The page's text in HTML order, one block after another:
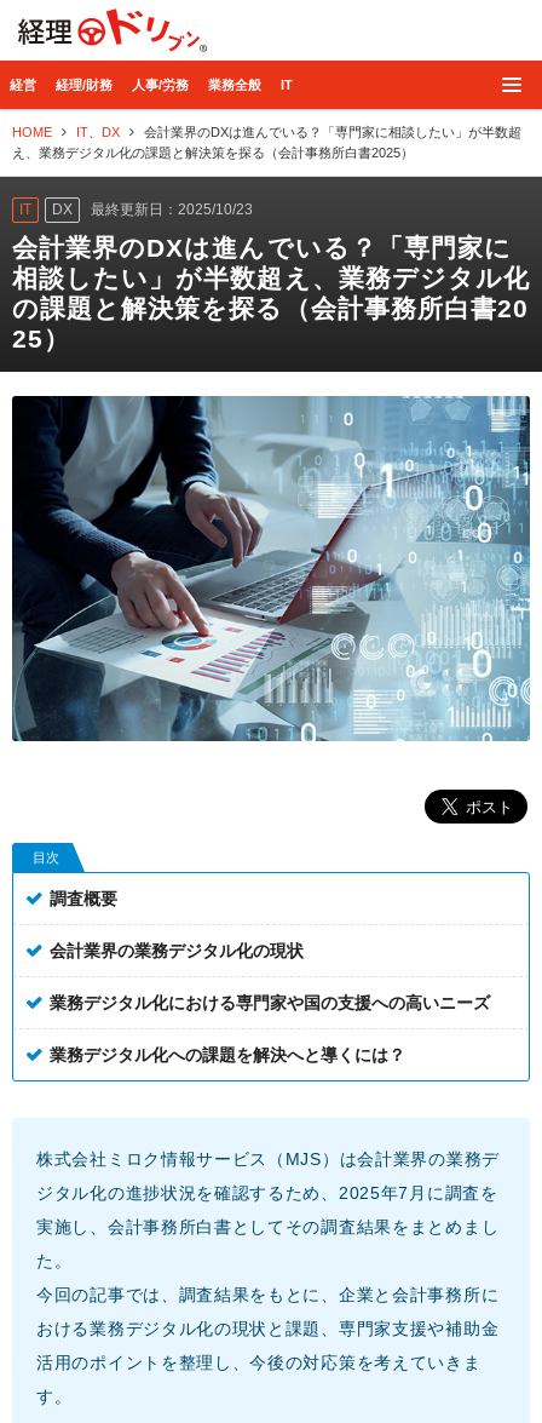
経営 経理/財務 人事/労務 業務全般 IT
HOME IT DX
会計業界のDXは進んでいる？「専門家に相談したい」が半数超
え、業務デジタル化の課題と解決策を探る（会計事務所白書2025）
IT DX 最終更新日：2025/10/23
会計業界のDXは進んでいる？「専門家に
相談したい」が半数超え、業務デジタル化
の課題と解決策を探る（会計事務所白書20
25）
目次
調査概要
会計業界の業務デジタル化の現状
業務デジタル化における専門家や国の支援への高いニーズ
業務デジタル化への課題を解決へと導くには？
株式会社ミロク情報サービス（MJS）は会計業界の業務デ
ジタル化の進捗状況を確認するため、2025年7月に調査を
実施し、会計事務所白書としてその調査結果をまとめまし
た。
今回の記事では、調査結果をもとに、企業と会計事務所に
おける業務デジタル化の現状と課題、専門家支援や補助金
活用のポイントを整理し、今後の対応策を考えていきま
す。